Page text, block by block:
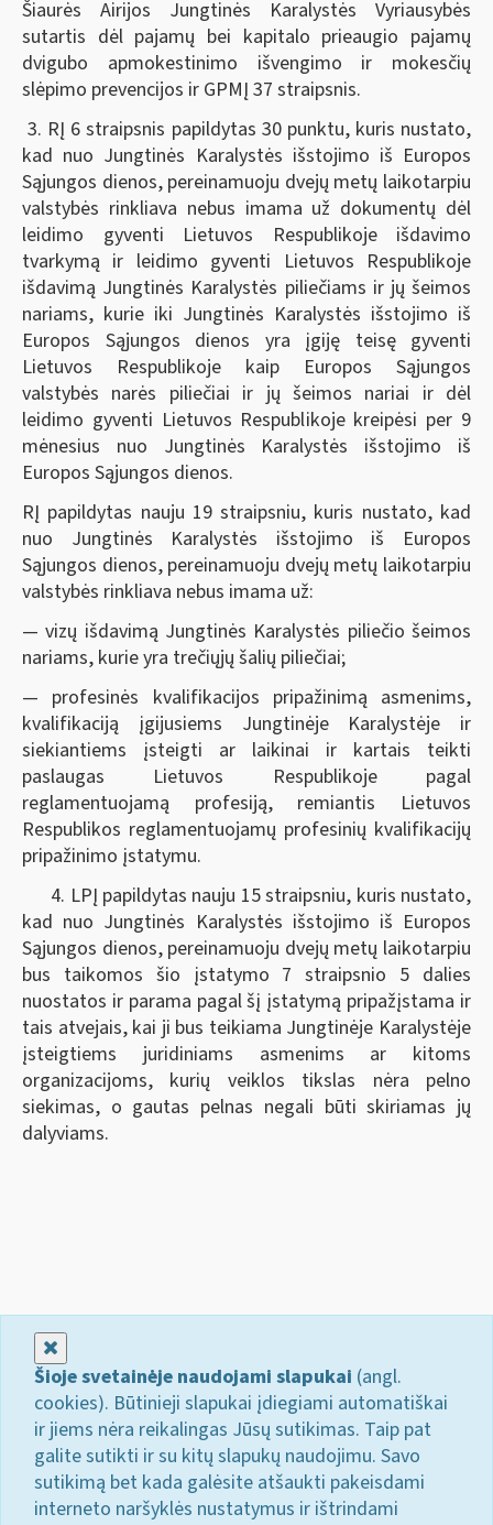
Šiaurės Airijos Jungtinės Karalystės Vyriausybės
sutartis dėl pajamų bei kapitalo prieaugio pajamų
dvigubo apmokestinimo išvengimo ir mokesčių
slėpimo prevencijos ir GPMĮ 37 straipsnis.
3. RĮ 6 straipsnis papildytas 30 punktu, kuris nustato,
kad nuo Jungtinės Karalystės išstojimo iš Europos
Sąjungos dienos, pereinamuoju dvejų metų laikotarpiu
valstybės rinkliava nebus imama už dokumentų dėl
leidimo gyventi Lietuvos Respublikoje išdavimo
tvarkymą ir leidimo gyventi Lietuvos Respublikoje
išdavimą Jungtinės Karalystės piliečiams ir jų šeimos
nariams, kurie iki Jungtinės Karalystės išstojimo iš
Europos Sąjungos dienos yra įgiję teisę gyventi
Lietuvos Respublikoje kaip Europos Sąjungos
valstybės narės piliečiai ir jų šeimos nariai ir dėl
leidimo gyventi Lietuvos Respublikoje kreipėsi per 9
mėnesius nuo Jungtinės Karalystės išstojimo iš
Europos Sąjungos dienos.
RĮ papildytas nauju 19 straipsniu, kuris nustato, kad
nuo Jungtinės Karalystės išstojimo iš Europos
Sąjungos dienos, pereinamuoju dvejų metų laikotarpiu
valstybės rinkliava nebus imama už:
— vizų išdavimą Jungtinės Karalystės piliečio šeimos
nariams, kurie yra trečiųjų šalių piliečiai;
— profesinės kvalifikacijos pripažinimą asmenims,
kvalifikaciją įgijusiems Jungtinėje Karalystėje ir
siekiantiems įsteigti ar laikinai ir kartais teikti
paslaugas Lietuvos Respublikoje pagal
reglamentuojamą profesiją, remiantis Lietuvos
Respublikos reglamentuojamų profesinių kvalifikacijų
pripažinimo įstatymu.
4. LPĮ papildytas nauju 15 straipsniu, kuris nustato,
kad nuo Jungtinės Karalystės išstojimo iš Europos
Sąjungos dienos, pereinamuoju dvejų metų laikotarpiu
bus taikomos šio įstatymo 7 straipsnio 5 dalies
nuostatos ir parama pagal šį įstatymą pripažįstama ir
tais atvejais, kai ji bus teikiama Jungtinėje Karalystėje
įsteigtiems juridiniams asmenims ar kitoms
organizacijoms, kurių veiklos tikslas nėra pelno
siekimas, o gautas pelnas negali būti skiriamas jų
dalyviams.
Šioje svetainėje naudojami slapukai (angl.
cookies). Būtinieji slapukai įdiegiami automatiškai
ir jiems nėra reikalingas Jūsų sutikimas. Taip pat
galite sutikti ir su kitų slapukų naudojimu. Savo
sutikimą bet kada galėsite atšaukti pakeisdami
interneto naršyklės nustatymus ir ištrindami